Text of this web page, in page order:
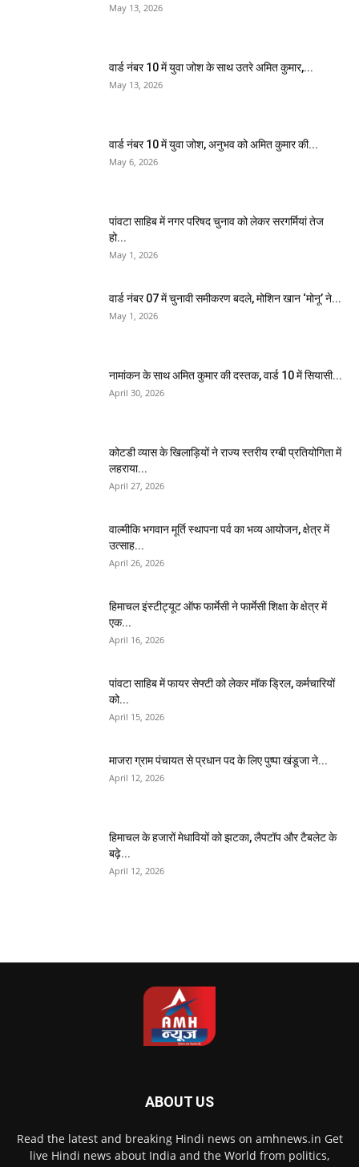
May 13, 2026
वार्ड नंबर 10 में युवा जोश के साथ उतरे अमित कुमार,...
May 13, 2026
वार्ड नंबर 10 में युवा जोश, अनुभव को अमित कुमार की...
May 6, 2026
पांवटा साहिब में नगर परिषद चुनाव को लेकर सरगर्मियां तेज
हो...
May 1, 2026
वार्ड नंबर 07 में चुनावी समीकरण बदले, मोशिन खान ‘मोनू’ ने...
May 1, 2026
नामांकन के साथ अमित कुमार की दस्तक, वार्ड 10 में सियासी...
April 30, 2026
कोटडी व्यास के खिलाड़ियों ने राज्य स्तरीय रग्बी प्रतियोगिता में
लहराया...
April 27, 2026
वाल्मीकि भगवान मूर्ति स्थापना पर्व का भव्य आयोजन, क्षेत्र में
उत्साह...
April 26, 2026
हिमाचल इंस्टीट्यूट ऑफ फार्मेसी ने फार्मेसी शिक्षा के क्षेत्र में
एक...
April 16, 2026
पांवटा साहिब में फायर सेफ्टी को लेकर मॉक ड्रिल, कर्मचारियों
को...
April 15, 2026
माजरा ग्राम पंचायत से प्रधान पद के लिए पुष्पा खंडूजा ने...
April 12, 2026
हिमाचल के हजारों मेधावियों को झटका, लैपटॉप और टैबलेट के
बढ़े...
April 12, 2026
ABOUT US
Read the latest and breaking Hindi news on amhnews.in Get
live Hindi news about India and the World from politics,